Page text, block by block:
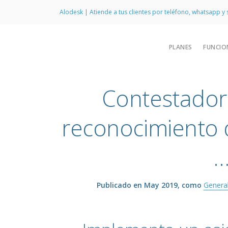
Alodesk | Atiende a tus clientes por teléfono, whatsapp y
PLANES
Menú de autoatención o IVR
Pickup de llamadas
reconocimiento
…
Publicado en May 2019, como General